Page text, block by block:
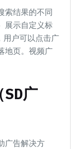
索结果的不同
展示自定义标
用户可以点击广
地页。视频广
广
广告解决方